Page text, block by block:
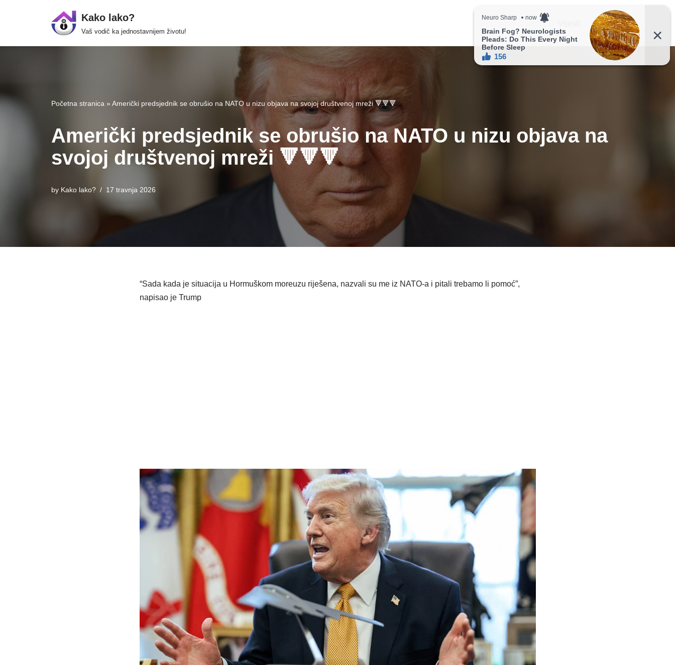
Kako lako?
Vaš vodič ka jednostavnijem životu!
Recepti
Početna stranica » Američki predsjednik se obrušio na NATO u nizu objava na svojoj društvenoj mreži 🔻🔻🔻
Američki predsjednik se obrušio na NATO u nizu objava na
svojoj društvenoj mreži 🔻🔻🔻
by Kako lako? 17 travnja 2026
“Sada kada je situacija u Hormuškom moreuzu riješena, nazvali su me iz NATO-a i pitali trebamo li pomoć”,
napisao je Trump